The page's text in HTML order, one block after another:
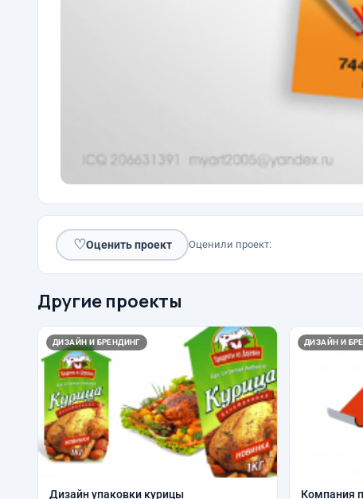
♡Оценить проект Оценили проект:
Другие проекты
ДИЗАЙН И БРЕНДИНГ
Дизайн упаковки курицы
ДИЗАЙН И
Компания